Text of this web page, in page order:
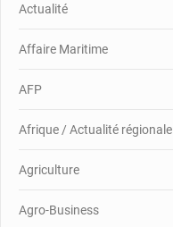
Actualité
Affaire Maritime
AFP
Afrique / Actualité régionale
Agriculture
Agro-Business